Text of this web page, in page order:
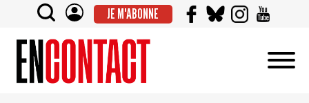
JE M'ABONNE